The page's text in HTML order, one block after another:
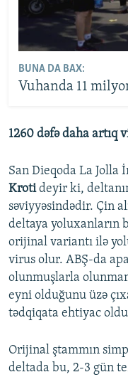
BUNA DA BAX:
Vuhanda 11
1260 dəfə daha artıq
San Dieqoda La
Krotideyir ki,
səviyyəsindədir. Çin
deltaya yoluxanların
orijinal variantı ilə
virus olur. ABŞ-da
olunmuşlarla
eyni olduğunu üzə
tədqiqata ehtiyac
Orijinal ştammın
deltada bu, 2-3 gün